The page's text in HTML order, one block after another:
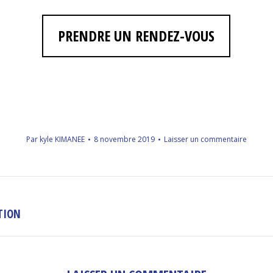
PRENDRE UN RENDEZ-VOUS
Par kyle KIMANEE 8 novembre 2019 Laisser un commentaire